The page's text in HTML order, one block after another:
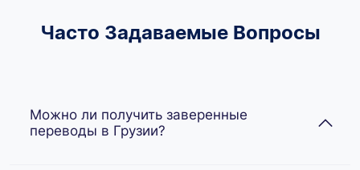
Часто Задаваемые Вопросы
Можно ли получить заверенные
переводы в Грузии?